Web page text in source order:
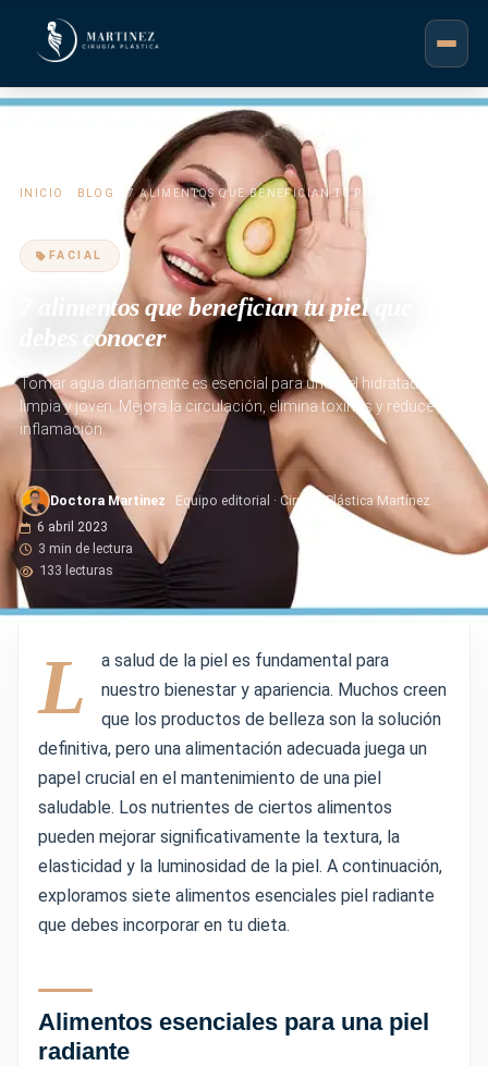
INICIO BLOG
/ 7 ALIMENTOS QUE BENEFICIAN TU PIEL QUE DEBES
FACIAL
7 alimentos que benefician tu piel que
debes conocer
Tomar agua diariamente es esencial para una piel hidratada,
limpia y joven. Mejora la circulación, elimina toxinas y reduce la
inflamación.
Doctora Martinez · Equipo editorial · Cirugía Plástica Martínez
6 abril 2023
3 min de lectura
133 lecturas
L
a salud de la piel es fundamental para
nuestro bienestar y apariencia. Muchos creen
que los productos de belleza son la solución
definitiva, pero una alimentación adecuada juega un
papel crucial en el mantenimiento de una piel
saludable. Los nutrientes de ciertos alimentos
pueden mejorar significativamente la textura, la
elasticidad y la luminosidad de la piel. A continuación,
exploramos siete alimentos esenciales piel radiante
que debes incorporar en tu dieta.
Alimentos esenciales para una piel
radiante